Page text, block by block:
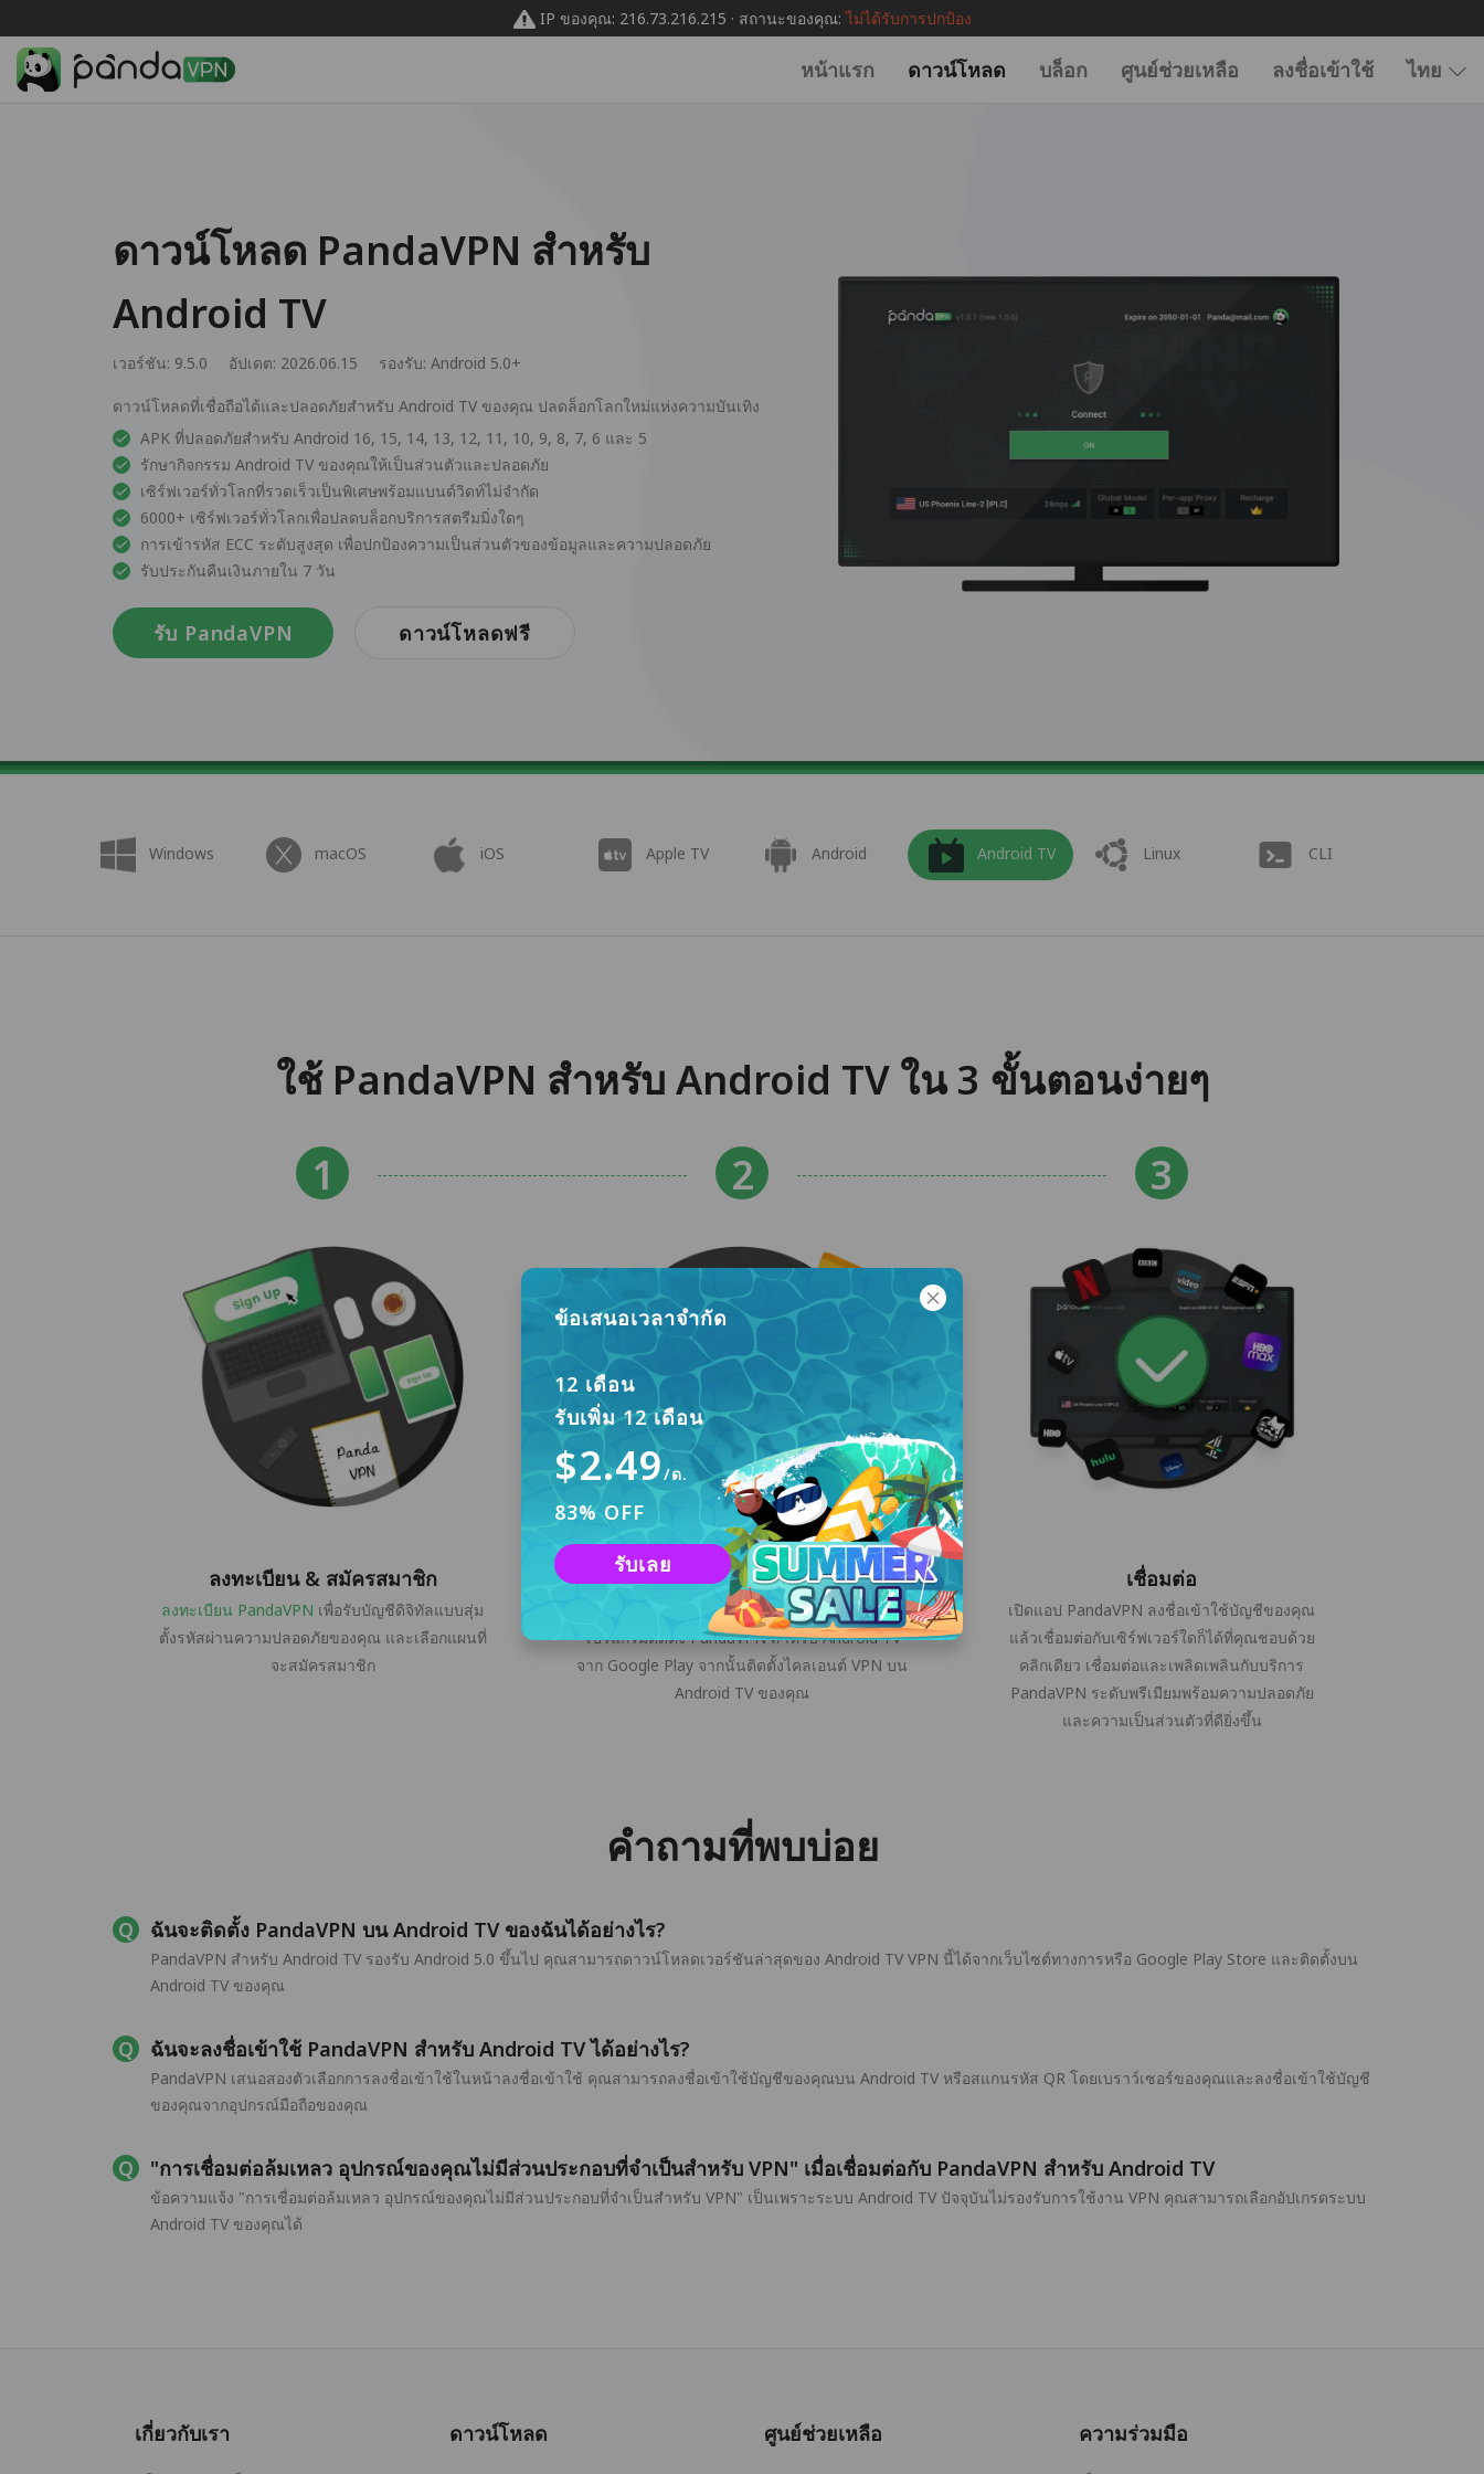
IP ของคุณ: 216.73.216.215 · สถานะของคุณ:ไม่ได้รับการปกป้อง
หน้าแรก ดาวน์โหลด บล็อก ศูนย์ช่วยเหลือ ลงชื่อเข้าใช้ ไทย
ดาวน์โหลด PandaVPN สำหรับ
Android TV
เวอร์ชัน: 9.5.0 อัปเดต: 2026.06.15 รองรับ: Android 5.0+
ดาวน์โหลดที่เชื่อถือได้และปลอดภัยสำหรับ Android TV ของคุณ ปลดล็อกโลกใหม่แห่งความบันเทิง
APK ที่ปลอดภัยสำหรับ Android 16, 15, 14, 13, 12, 11, 10, 9, 8, 7, 6 และ 5
รักษากิจกรรม Android TV ของคุณให้เป็นส่วนตัวและปลอดภัย
เซิร์ฟเวอร์ทั่วโลกที่รวดเร็วเป็นพิเศษพร้อมแบนด์วิดท์ไม่จำกัด
6000+ เซิร์ฟเวอร์ทั่วโลกเพื่อปลดบล็อกบริการสตรีมมิ่งใดๆ
การเข้ารหัส ECC ระดับสูงสุด เพื่อปกป้องความเป็นส่วนตัวของข้อมูลและความปลอดภัย
รับประกันคืนเงินภายใน 7 วัน
รับ PandaVPN ดาวน์โหลดฟรี
Windows macOS iOS Apple TV Android Android TV Linux CLI
ใช้ PandaVPN สำหรับ Android TV ใน 3 ขั้นตอนง่ายๆ
ลงทะเบียน & สมัครสมาชิก
ลงทะเบียน PandaVPN เพื่อรับบัญชีดิจิทัลแบบสุ่ม
ตั้งรหัสผ่านความปลอดภัยของคุณ และเลือกแผนที่
จะสมัครสมาชิก
ดาวน์โหลด & ติดตั้ง
คลิกปุ่ม "ดาวน์โหลดฟรี" หรือดาวน์โหลด
โปรแกรมติดตั้ง PandaVPN สำหรับ Android TV
จาก Google Play จากนั้นติดตั้งไคลเอนต์ VPN บน
Android TV ของคุณ
เชื่อมต่อ
เปิดแอป PandaVPN ลงชื่อเข้าใช้บัญชีของคุณ
แล้วเชื่อมต่อกับเซิร์ฟเวอร์ใดก็ได้ที่คุณชอบด้วย
คลิกเดียว เชื่อมต่อและเพลิดเพลินกับบริการ
PandaVPN ระดับพรีเมียมพร้อมความปลอดภัย
และความเป็นส่วนตัวที่ดียิ่งขึ้น
คำถามที่พบบ่อย
ฉันจะติดตั้ง PandaVPN บน Android TV ของฉันได้อย่างไร?
PandaVPN สำหรับ Android TV รองรับ Android 5.0 ขึ้นไป คุณสามารถดาวน์โหลดเวอร์ชันล่าสุดของ Android TV VPN นี้ได้จากเว็บไซต์ทางการหรือ Google Play Store และติดตั้งบน
Android TV ของคุณ
ฉันจะลงชื่อเข้าใช้ PandaVPN สำหรับ Android TV ได้อย่างไร?
PandaVPN เสนอสองตัวเลือกการลงชื่อเข้าใช้ในหน้าลงชื่อเข้าใช้ คุณสามารถลงชื่อเข้าใช้บัญชีของคุณบน Android TV หรือสแกนรหัส QR โดยเบราว์เซอร์ของคุณและลงชื่อเข้าใช้บัญชี
ของคุณจากอุปกรณ์มือถือของคุณ
"การเชื่อมต่อล้มเหลว อุปกรณ์ของคุณไม่มีส่วนประกอบที่จำเป็นสำหรับ VPN" เมื่อเชื่อมต่อกับ PandaVPN สำหรับ Android TV
ข้อความแจ้ง "การเชื่อมต่อล้มเหลว อุปกรณ์ของคุณไม่มีส่วนประกอบที่จำเป็นสำหรับ VPN" เป็นเพราะระบบ Android TV ปัจจุบันไม่รองรับการใช้งาน VPN คุณสามารถเลือกอัปเกรดระบบ
Android TV ของคุณได้
ข้อเสนอเวลาจำกัด
12 เดือน
รับเพิ่ม 12 เดือน
$2.49/ด.
83% OFF
รับเลย
เกี่ยวกับเรา ดาวน์โหลด ศูนย์ช่วยเหลือ ความร่วมมือ